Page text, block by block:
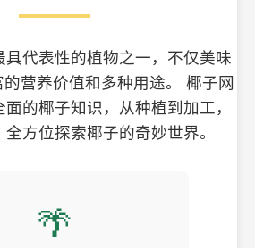
代表性的植物之一，不仅美味
营养价值和多种用途。 椰子网
的椰子知识，从种植到加工，
方位探索椰子的奇妙世界。
🌴